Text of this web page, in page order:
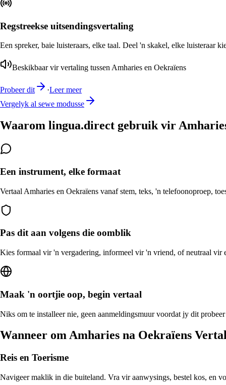
Regstreekse uitsendingsvertaling
Een spreker, baie luisteraars, elke taal. Deel 'n skakel, elke luisteraar
Beskikbaar vir vertaling tussen Amharies en Oekraïens
Probeer dit ·Leer meer
Vergelyk al sewe modusse
Waarom lingua.direct gebruik vir
Een instrument, elke formaat
Vertaal Amharies en Oekraïens vanaf stem, teks, 'n telefoonoproep,
Pas dit aan volgens die oomblik
Kies formaal vir 'n vergadering, informeel vir 'n vriend, of neutraal vir
Maak 'n oortjie oop, begin vertaal
Niks om te installeer nie, geen aanmeldingsmuur voordat jy dit
Wanneer om Amharies na Oekraïens
Reis en Toerisme
Navigeer maklik in die buiteland. Vra vir aanwysings, bestel kos, en